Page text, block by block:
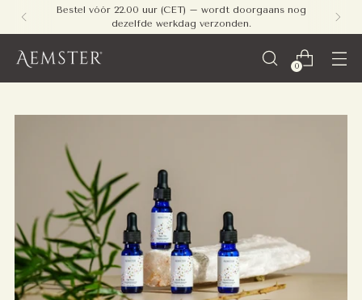
Bestel vóór 22.00 uur (CET) – wordt doorgaans nog
dezelfde werkdag verzonden.
0